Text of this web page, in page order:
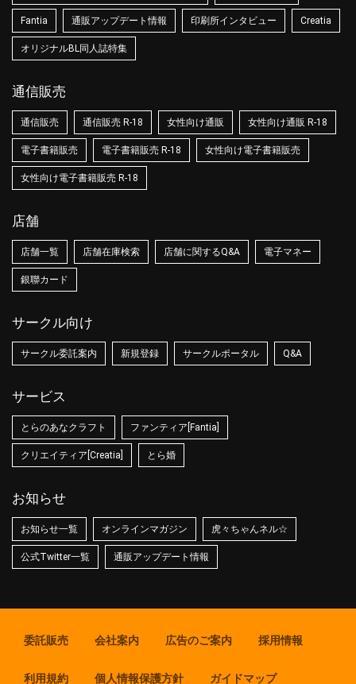
Fantia 通販アップデート情報 印刷所インタビュー Creatia
オリジナルBL同人誌特集
通信販売
通信販売 通信販売 R-18 女性向け通販 女性向け通販 R-18
電子書籍販売 電子書籍販売 R-18 女性向け電子書籍販売
女性向け電子書籍販売 R-18
店舗
店舗一覧 店舗在庫検索 店舗に関するQ&A 電子マネー
銀聯カード
サークル向け
サークル委託案内 新規登録 サークルポータル Q&A
サービス
とらのあなクラフト ファンティア[Fantia]
クリエイティア[Creatia] とら婚
お知らせ
お知らせ一覧 オンラインマガジン 虎々ちゃんネル☆
公式Twitter一覧 通販アップデート情報
委託販売 会社案内 広告のご案内 採用情報
利用規約 個人情報保護方針 ガイドマップ